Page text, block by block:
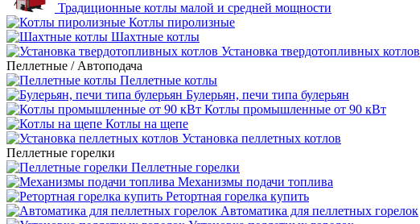
Традиционные котлы малой и средней мощности
Котлы пиролизные
Шахтные котлы
Установка твердотопливных котлов
Пеллетные / Автоподача
Пеллетные котлы
Булерьян, печи типа булерьян
Котлы промышленные от 90 кВт
Котлы на щепе
Установка пеллетных котлов
Пеллетные горелки
Пеллетные горелки
Механизмы подачи топлива
Ретортная горелка купить
Автоматика для пеллетных горелок